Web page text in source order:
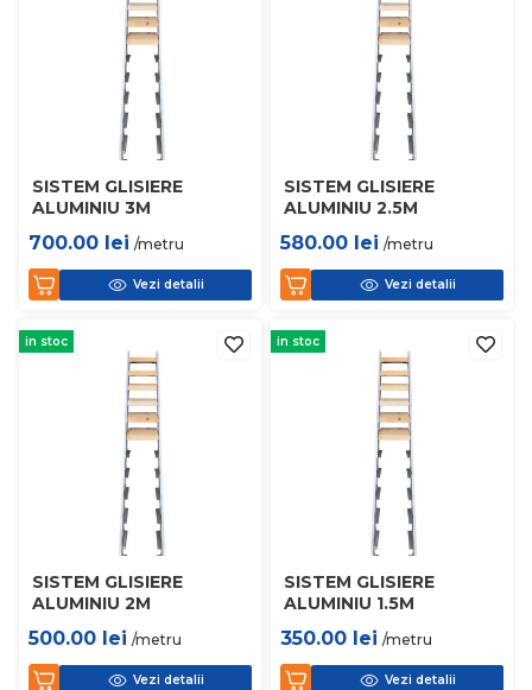
SISTEM GLISIERE
ALUMINIU 3M
700.00 lei /metru
Vezi detalii
SISTEM GLISIERE
ALUMINIU 2.5M
580.00 lei /metru
Vezi detalii
in stoc
SISTEM GLISIERE
ALUMINIU 2M
500.00 lei /metru
Vezi detalii
in stoc
SISTEM GLISIERE
ALUMINIU 1.5M
350.00 lei /metru
Vezi detalii